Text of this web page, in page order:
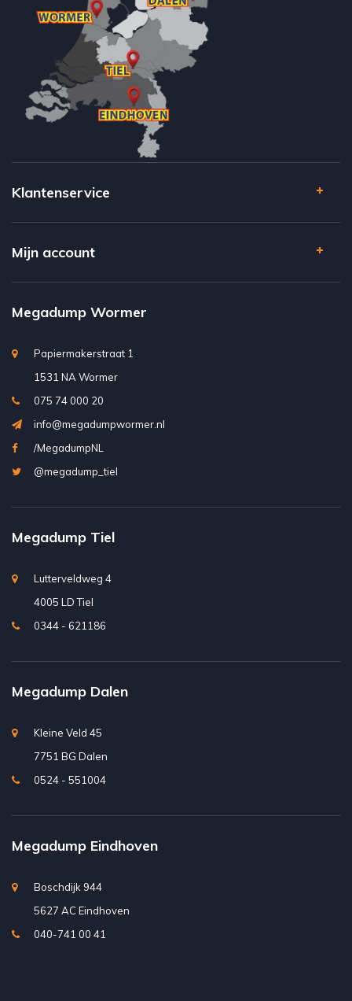
Klantenservice
Mijn account
Megadump Wormer
Papiermakerstraat 1
1531 NA Wormer
075 74 000 20
info@megadumpwormer.nl
/MegadumpNL
@megadump_tiel
Megadump Tiel
Lutterveldweg 4
4005 LD Tiel
0344 - 621186
Megadump Dalen
Kleine Veld 45
7751 BG Dalen
0524 - 551004
Megadump Eindhoven
Boschdijk 944
5627 AC Eindhoven
040-741 00 41